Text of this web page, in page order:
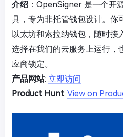
介绍 ：OpenSigner 是一个开
具，专为非托管钱包设计。你
以太坊和索拉纳钱包，随时接
选择在我们的云服务上运行，
应商锁定。
产品网站: 立即访问
Product Hunt: View on